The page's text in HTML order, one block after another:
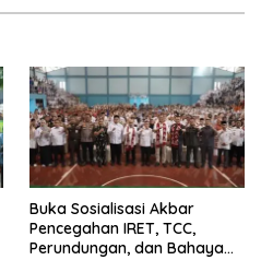
Buka Sosialisasi Akbar
Pencegahan IRET, TCC,
Perundungan, dan Bahaya